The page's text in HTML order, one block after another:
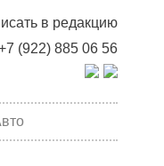
в редакцию
(922) 885 06 56